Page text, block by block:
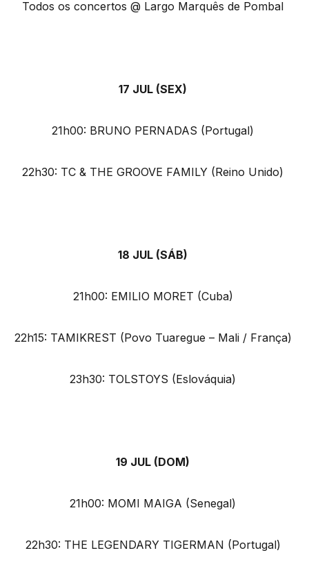
Todos os concertos @ Largo Marquês de Pombal
17 JUL (SEX)
21h00: BRUNO PERNADAS (Portugal)
22h30: TC & THE GROOVE FAMILY (Reino Unido)
18 JUL (SÁB)
21h00: EMILIO MORET (Cuba)
22h15: TAMIKREST (Povo Tuaregue – Mali / França)
23h30: TOLSTOYS (Eslováquia)
19 JUL (DOM)
21h00: MOMI MAIGA (Senegal)
22h30: THE LEGENDARY TIGERMAN (Portugal)